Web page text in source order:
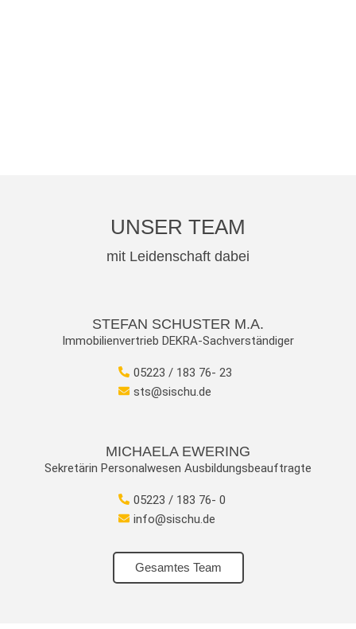
UNSER TEAM
mit Leidenschaft dabei
STEFAN SCHUSTER M.A.
Immobilienvertrieb DEKRA-Sachverständiger
05223 / 183 76- 23
sts@sischu.de
MICHAELA EWERING
Sekretärin Personalwesen Ausbildungsbeauftragte
05223 / 183 76- 0
info@sischu.de
Gesamtes Team